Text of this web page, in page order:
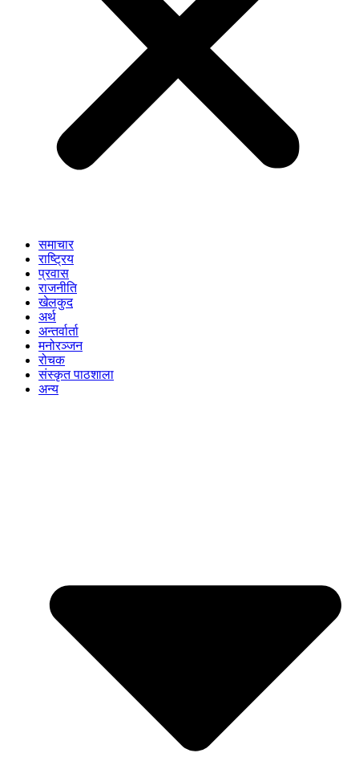
समाचार
राष्ट्रिय
प्रवास
राजनीति
खेलकुद
अर्थ
अन्तर्वार्ता
मनोरञ्जन
रोचक
संस्कृत पाठशाला
अन्य